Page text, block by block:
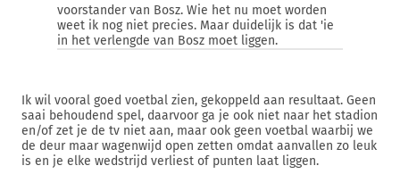
voorstander van Bosz. Wie het nu moet worden
weet ik nog niet precies. Maar duidelijk is dat 'ie
in het verlengde van Bosz moet liggen.
Ik wil vooral goed voetbal zien, gekoppeld aan resultaat. Geen
saai behoudend spel, daarvoor ga je ook niet naar het stadion
en/of zet je de tv niet aan, maar ook geen voetbal waarbij we
de deur maar wagenwijd open zetten omdat aanvallen zo leuk
is en je elke wedstrijd verliest of punten laat liggen.